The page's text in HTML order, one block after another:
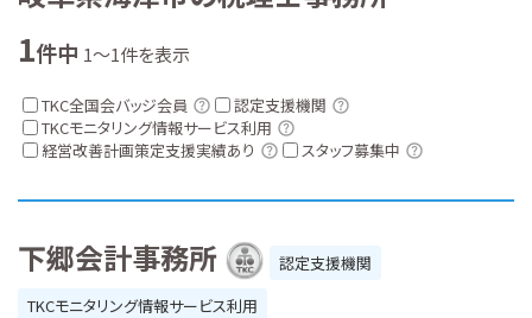
1件中 1～1件を表示
TKC全国会バッジ会員
認定支援機関
TKCモニタリング情報サービス利用
経営改善計画策定支援実績あり
スタッフ募集中
下郷会計事務所
認定支援機関
TKCモニタリング情報サービス利用